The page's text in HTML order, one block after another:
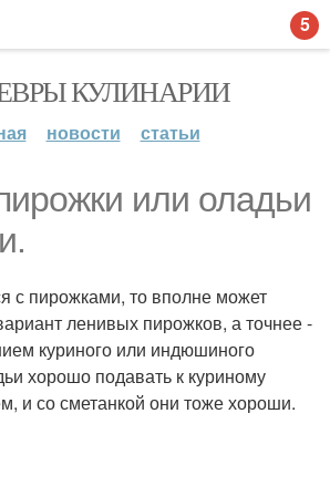
КУЛИНАРИИ
новости статьи
или оладьи
с пирожками, то вполне может
ленивых пирожков, а точнее -
куриного или индюшиного
хорошо подавать к куриному
и со сметанкой они тоже хороши.
5